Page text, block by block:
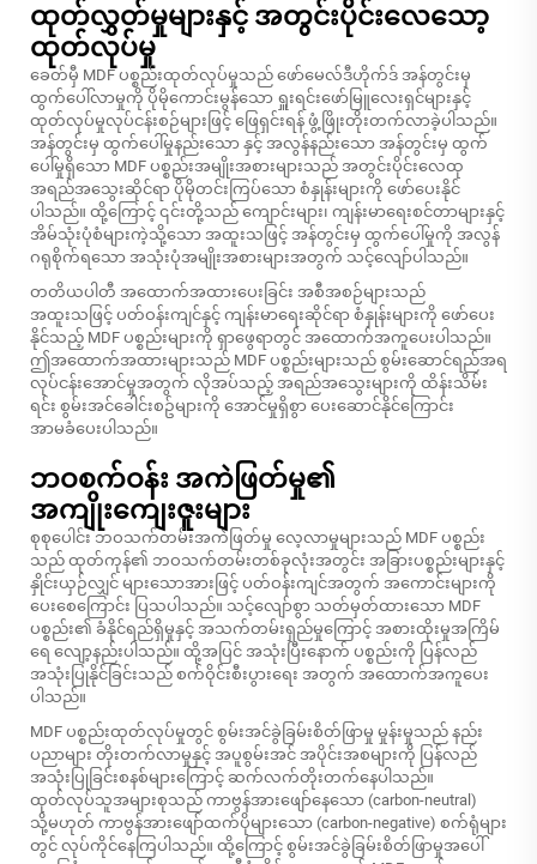
ထုတ်လွှတ်မှုများနှင့် အတွင်းပိုင်းလေသော့
ထုတ်လုပ်မှု
ခေတ်မှီ MDF ပစ္စည်းထုတ်လုပ်မှုသည် ဖော်မေလ်ဒီဟိုက်ဒ် အန်တွင်းမှ
ထွက်ပေါ်လာမှုကို ပိုမိုကောင်းမွန်သော ရှူးရင်းဖော်မြူလေးရှင်များနှင့်
ထုတ်လုပ်မှုလုပ်ငန်းစဉ်များဖြင့် ဖြေရှင်းရန် ဖွံ့ဖြိုးတိုးတက်လာခဲ့ပါသည်။
အန်တွင်းမှ ထွက်ပေါ်မှုနည်းသော နှင့် အလွန်နည်းသော အန်တွင်းမှ ထွက်
ပေါ်မှုရှိသော MDF ပစ္စည်းအမျိုးအစားများသည် အတွင်းပိုင်းလေထု
အရည်အသွေးဆိုင်ရာ ပိုမိုတင်းကြပ်သော စံနှုန်းများကို ဖော်ပေးနိုင်
ပါသည်။ ထို့ကြောင့် ၎င်းတို့သည် ကျောင်းများ၊ ကျန်းမာရေးစင်တာများနှင့်
အိမ်သုံးပုံစံများကဲ့သို့သော အထူးသဖြင့် အန်တွင်းမှ ထွက်ပေါ်မှုကို အလွန်
ဂရုစိုက်ရသော အသုံးပုံအမျိုးအစားများအတွက် သင့်လျော်ပါသည်။
တတိယပါတီ အထောက်အထားပေးခြင်း အစီအစဉ်များသည်
အထူးသဖြင့် ပတ်ဝန်းကျင်နှင့် ကျန်းမာရေးဆိုင်ရာ စံနှုန်းများကို ဖော်ပေး
နိုင်သည့် MDF ပစ္စည်းများကို ရှာဖွေရာတွင် အထောက်အကူပေးပါသည်။
ဤအထောက်အထားများသည် MDF ပစ္စည်းများသည် စွမ်းဆောင်ရည်အရ
လုပ်ငန်းအောင်မှုအတွက် လိုအပ်သည့် အရည်အသွေးများကို ထိန်းသိမ်း
ရင်း စွမ်းအင်ခေါင်းစဥ်များကို အောင်မှုရှိစွာ ပေးဆောင်နိုင်ကြောင်း
အာမခံပေးပါသည်။
ဘဝစက်ဝန်း အကဲဖြတ်မှု၏
အကျိုးကျေးဇူးများ
စုစုပေါင်း ဘဝသက်တမ်းအကဲဖြတ်မှု လေ့လာမှုများသည် MDF ပစ္စည်း
သည် ထုတ်ကုန်၏ ဘဝသက်တမ်းတစ်ခုလုံးအတွင်း အခြားပစ္စည်းများနှင့်
နှိုင်းယှဉ်လျှင် များသောအားဖြင့် ပတ်ဝန်းကျင်အတွက် အကောင်းများကို
ပေးစေကြောင်း ပြသပါသည်။ သင့်လျော်စွာ သတ်မှတ်ထားသော MDF
ပစ္စည်း၏ ခံနိုင်ရည်ရှိမှုနှင့် အသက်တမ်းရှည်မှုကြောင့် အစားထိုးမှုအကြိမ်
ရေ လျော့နည်းပါသည်။ ထို့အပြင် အသုံးပြီးနောက် ပစ္စည်းကို ပြန်လည်
အသုံးပြုနိုင်ခြင်းသည် စက်ဝိုင်းစီးပွားရေး အတွက် အထောက်အကူပေး
ပါသည်။
MDF ပစ္စည်းထုတ်လုပ်မှုတွင် စွမ်းအင်ခွဲခြမ်းစိတ်ဖြာမှု မှုန်းမှုသည် နည်း
ပညာများ တိုးတက်လာမှုနှင့် အပူစွမ်းအင် အပိုင်းအစများကို ပြန်လည်
အသုံးပြုခြင်းစနစ်များကြောင့် ဆက်လက်တိုးတက်နေပါသည်။
ထုတ်လုပ်သူအများစုသည် ကာဗွန်အားဖျော်နေသော (carbon-neutral)
သို့မဟုတ် ကာဗွန်အားဖျော်ထက်ပိုများသော (carbon-negative) စက်ရုံများ
တွင် လုပ်ကိုင်နေကြပါသည်။ ထို့ကြောင့် စွမ်းအင်ခွဲခြမ်းစိတ်ဖြာမှုအပေါ်